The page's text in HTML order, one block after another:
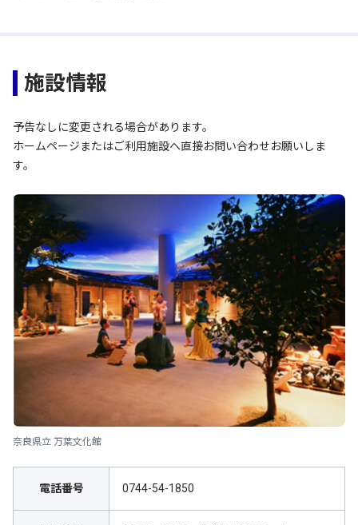
施設情報
予告なしに変更される場合があります。
ホームページまたはご利用施設へ直接お問い合わせお願いしま
す。
奈良県立 万葉文化館
電話番号 0744-54-1850